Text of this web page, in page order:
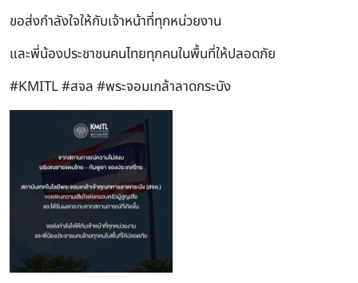
ขอส่งกำลังใจให้กับเจ้าหน้าที่ทุกหน่วยงาน
และพี่น้องประชาชนคนไทยทุกคนในพื้นที่ให้ปลอดภัย
#KMITL#สจล#พระจอมเกล้าลาดกระบัง